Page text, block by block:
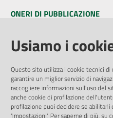
ONERI DI PUBBLICAZIONE
Amministrazione Trasparente
Pubblicità legale
Privacy Policy
Attuazione Misure PNRR
Liste di Attesa
Usiamo i
Questo sito utilizza i cookie tecnici di
garantire un miglior servizio di
raccogliere informazioni sull'uso del
anche cookie di profilazione
profilazione puoi decidere se
'Impostazioni'. Per saperne di più, su